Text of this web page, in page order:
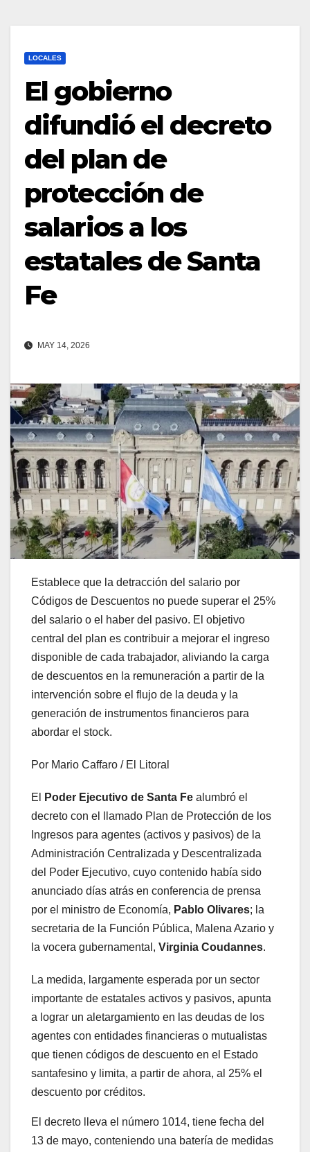
LOCALES
El gobierno
difundió el decreto
del plan de
protección de
salarios a los
estatales de Santa
Fe
MAY 14, 2026
Establece que la detracción del salario por
Códigos de Descuentos no puede superar el 25%
del salario o el haber del pasivo. El objetivo
central del plan es contribuir a mejorar el ingreso
disponible de cada trabajador, aliviando la carga
de descuentos en la remuneración a partir de la
intervención sobre el flujo de la deuda y la
generación de instrumentos financieros para
abordar el stock.
Por Mario Caffaro / El Litoral
El Poder Ejecutivo de Santa Fe alumbró el
decreto con el llamado Plan de Protección de los
Ingresos para agentes (activos y pasivos) de la
Administración Centralizada y Descentralizada
del Poder Ejecutivo, cuyo contenido había sido
anunciado días atrás en conferencia de prensa
por el ministro de Economía, Pablo Olivares; la
secretaria de la Función Pública, Malena Azario y
la vocera gubernamental, Virginia Coudannes.
La medida, largamente esperada por un sector
importante de estatales activos y pasivos, apunta
a lograr un aletargamiento en las deudas de los
agentes con entidades financieras o mutualistas
que tienen códigos de descuento en el Estado
santafesino y limita, a partir de ahora, al 25% el
descuento por créditos.
El decreto lleva el número 1014, tiene fecha del
13 de mayo, conteniendo una batería de medidas